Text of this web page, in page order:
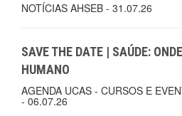
NOTÍCIAS AHSEB - 31.07.26
SAVE THE DATE | SAÚDE:
HUMANO
AGENDA UCAS - CURSOS E
- 06.07.26